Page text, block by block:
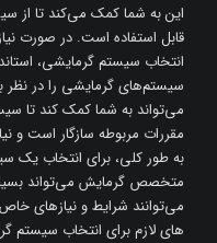
این به شما کمک می‌کند تا از
قابل استفاده است. در صورت
انتخاب سیستم گرمایشی،
سیستم‌های گرمایشی را در نظر
می‌تواند به شما کمک کند تا
مقررات مربوطه سازگار است و
به طور کلی، برای انتخاب یک
می‌توانند شرایط و نیازهای
های لازم برای انتخاب سیستم